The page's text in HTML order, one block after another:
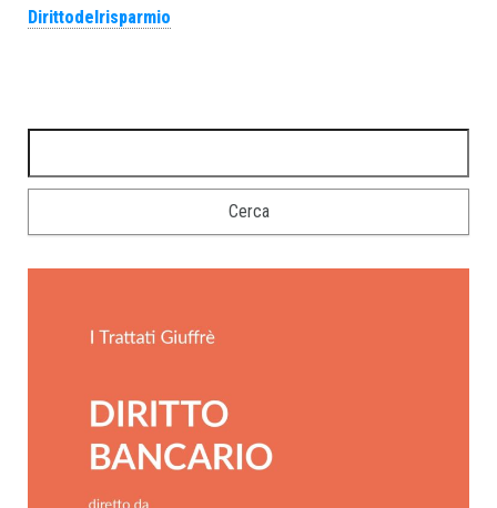
Dirittodelrisparmio